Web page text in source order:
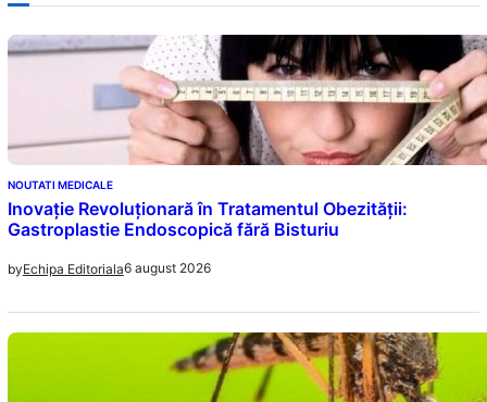
NOUTATI MEDICALE
Inovație Revoluționară în Tratamentul Obezității:
Gastroplastie Endoscopică fără Bisturiu
byEchipa Editoriala6 august 2026